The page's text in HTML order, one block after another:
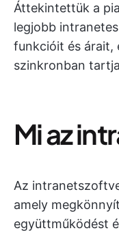
Áttekintettük a
legjobb
funkcióit és árait,
szinkronban
Mi az
Az
amely
együttműködést